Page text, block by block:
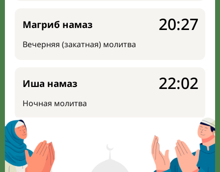
Магриб намаз
Вечерняя (закатная) молитва
20:27
Иша намаз
Ночная молитва
22:02